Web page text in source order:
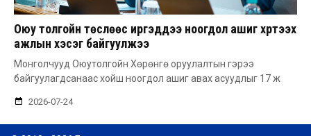
Оюу толгойн төслөөс иргэддээ ноогдол ашиг хүртээх
ажлын хэсэг байгуулжээ
Монголчууд Оюутолгойн Хөрөнгө оруулалтын гэрээ
байгуулагдсанаас хойш ноогдол ашиг авах асуудлыг 17 ж
2026-07-24